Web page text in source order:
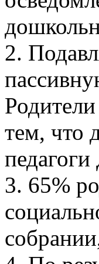
2.
тем, что
3. 65%